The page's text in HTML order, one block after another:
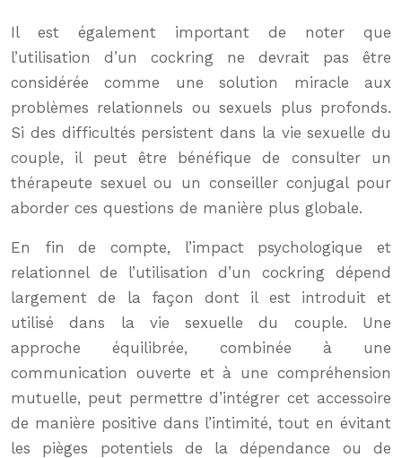
Il est également important de noter que
l’utilisation d’un cockring ne devrait pas être
considérée comme une solution miracle aux
problèmes relationnels ou sexuels plus profonds.
Si des difficultés persistent dans la vie sexuelle du
couple, il peut être bénéfique de consulter un
thérapeute sexuel ou un conseiller conjugal pour
aborder ces questions de manière plus globale.
En fin de compte, l’impact psychologique et
relationnel de l’utilisation d’un cockring dépend
largement de la façon dont il est introduit et
utilisé dans la vie sexuelle du couple. Une
approche équilibrée, combinée à une
communication ouverte et à une compréhension
mutuelle, peut permettre d’intégrer cet accessoire
de manière positive dans l’intimité, tout en évitant
les pièges potentiels de la dépendance ou de